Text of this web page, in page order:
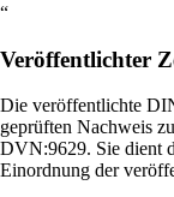
“
Veröffentlichter
Die veröffentlichte
geprüften Nachweis
DVN:9629. Sie dient
Einordnung der